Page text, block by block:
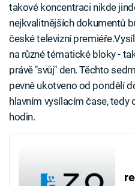
takové koncentraci nikde
nejkvalitnějších dokumentů
české televizní
na různé tématické bloky -
právě "svůj" den. Těchto
pevně ukotveno od pondělí
hlavním vysílacím čase, tedy
hodin.